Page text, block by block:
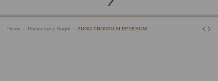
Home Pomodoro e Sughi SUGO PRONTO AI PEPERONI